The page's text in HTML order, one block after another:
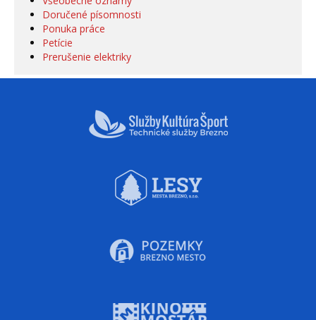
Doručené písomnosti
Ponuka práce
Petície
Prerušenie elektriky